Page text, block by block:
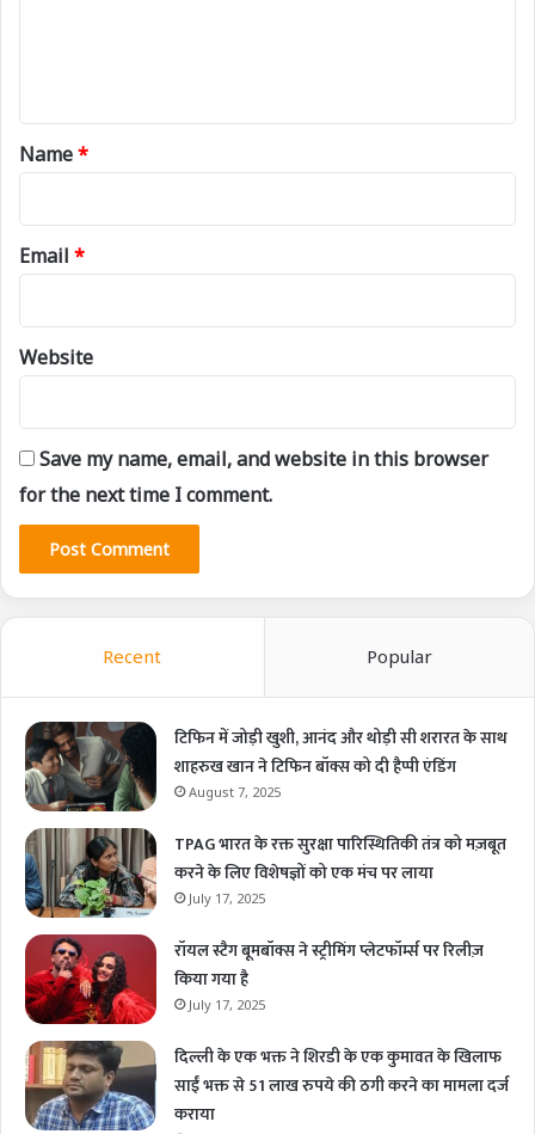
*
Name*
Email *
Website
Save my name, email, and website in this browser
for the next time I comment.
Recent Popular
टिफिन में जोड़ी खुशी, आनंद और थोड़ी सी शरारत के साथ
शाहरुख खान ने टिफिन बॉक्स को दी हैप्पी एंडिंग
August 7, 2025
TPAG भारत के रक्त सुरक्षा पारिस्थितिकी तंत्र को मज़बूत
करने के लिए विशेषज्ञों को एक मंच पर लाया
July 17, 2025
रॉयल स्टैग बूमबॉक्स ने स्ट्रीमिंग प्लेटफॉर्म्स पर रिलीज़
किया गया है
July 17, 2025
दिल्ली के एक भक्त ने शिरडी के एक कुमावत के खिलाफ
साईं भक्त से 51 लाख रुपये की ठगी करने का मामला दर्ज
कराया